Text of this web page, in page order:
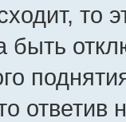
то
быть
ответив